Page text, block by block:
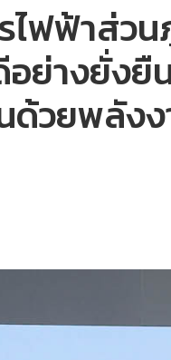
ไฟฟ้าส่ว
างยั่งยื
วยพลังง